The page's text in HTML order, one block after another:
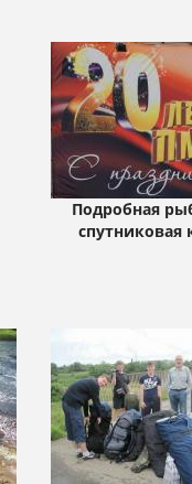
Подробная
спутниковая